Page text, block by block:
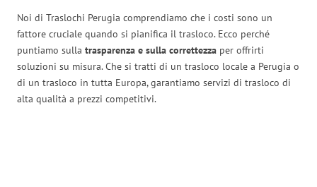
Noi di Traslochi Perugia comprendiamo che i costi sono un
fattore cruciale quando si pianifica il trasloco. Ecco perché
puntiamo sulla trasparenza e sulla correttezza per offrirti
soluzioni su misura. Che si tratti di un trasloco locale a Perugia o
di un trasloco in tutta Europa, garantiamo servizi di trasloco di
alta qualità a prezzi competitivi.